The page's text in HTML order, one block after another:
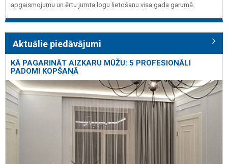
apgaismojumu un ērtu jumta logu lietošanu visa gada garumā.
Aktuālie piedāvājumi
KĀ PAGARINĀT AIZKARU MŪŽU: 5 PROFESIONĀLI
PADOMI KOPŠANĀ